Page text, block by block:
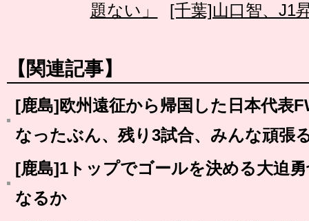
題ない」
[千葉]山口智、J1
【関連記事】
[鹿島]欧州遠征から帰国した日本代表
なったぶん、残り3試合、みんな頑張
[鹿島]1トップでゴールを決める大迫
なるか